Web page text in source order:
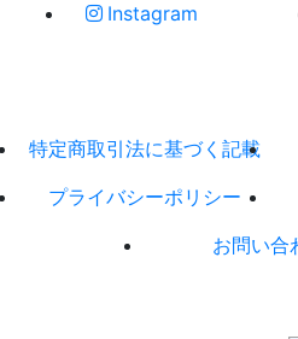
Instagram
特定商取引法に基づく記載
プライバシーポリシー
お問い合